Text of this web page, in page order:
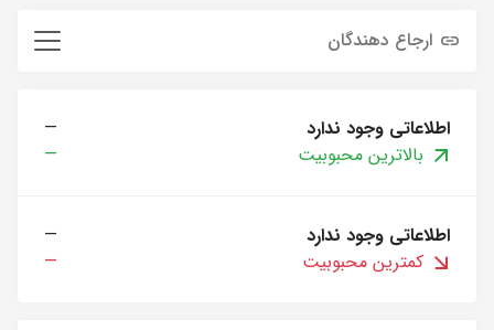
ارجاع دهندگان
اطلاعاتی وجود ندارد
—
بالاترین محبوبیت
—
اطلاعاتی وجود ندارد
—
کمترین محبوبیت
—